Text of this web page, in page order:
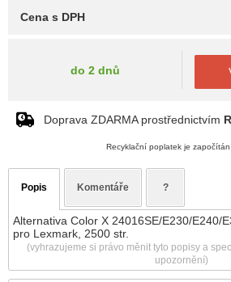
Cena s DPH
do 2 dnů
Doprava ZDARMA prostřednictvím
Recyklační poplatek je
Popis Komentáře ?
Alternativa Color X 24016SE/E230/E240/
pro Lexmark, 2500 str.
(vyhrazujeme si právo měnit tyto popisy a
upozornění)